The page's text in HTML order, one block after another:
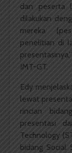
dan peserta
dilakukan
mereka
penelitian di
IMT-GT.
Edy
lewat
rincian
presentasi
Technology
bidang Social